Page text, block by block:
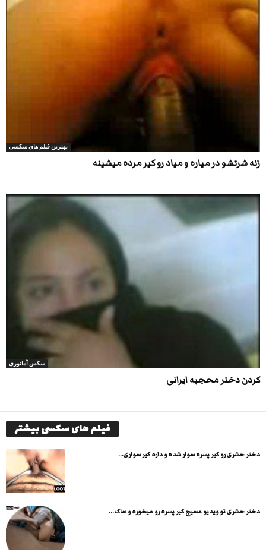
بهترین فیلم های سکسی
زنه شرتشو در میاره و میاد رو کیر مرده میشینه
سکس آماتوری
كردن دختر محجبه ایرانی
فیلم های سکسی بیشتر
دختر حشری رو کیر پسره سوار شده و داره کیر سواری...
دختر حشری تو ویدیو مسیج کیر پسره رو میخوره و ساک...